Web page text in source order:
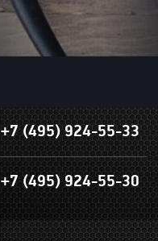
+7 (495) 924-55-33
+7 (495) 924-55-30